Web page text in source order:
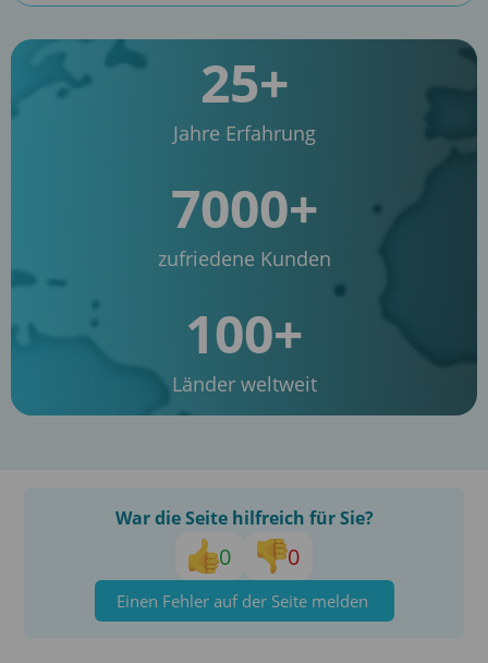
25+
Jahre Erfahrung
7000+
zufriedene Kunden
100+
Länder weltweit
War die Seite hilfreich für Sie?
0 0
Einen Fehler auf der Seite melden